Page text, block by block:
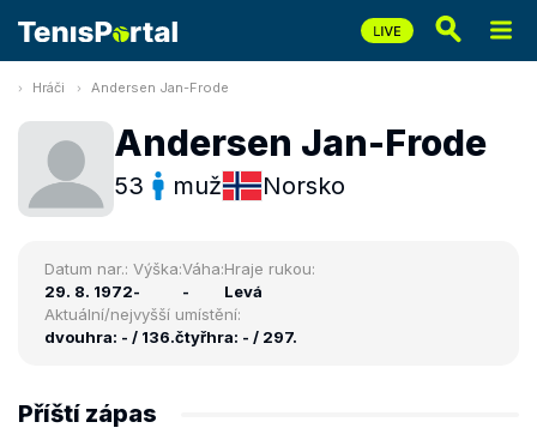
Hráči Andersen Jan-Frode
Andersen Jan-Frode
53 muž Norsko
Datum nar.:
29. 8. 1972
Výška:
-
Váha:
-
Hraje rukou:
Levá
Aktuální/nejvyšší umístění:
dvouhra: - / 136.čtyřhra: - / 297.
Příští zápas